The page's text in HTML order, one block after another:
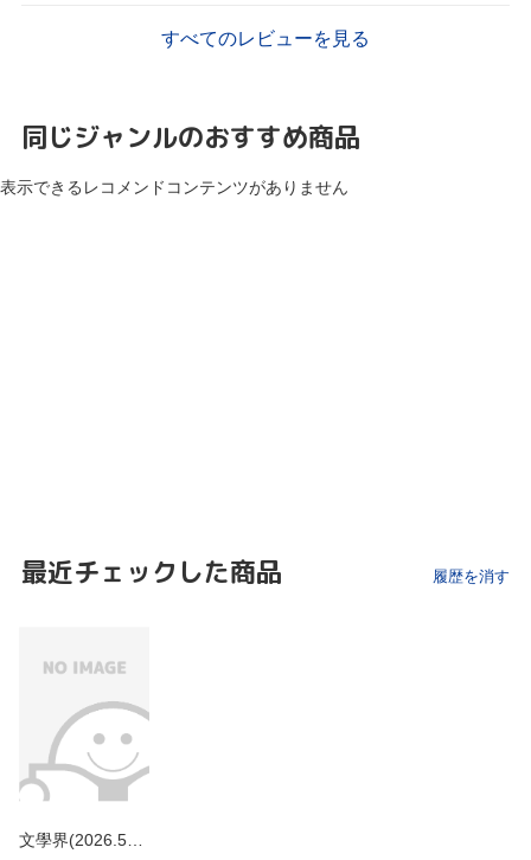
すべてのレビューを見る
同じジャンルのおすすめ商品
表示できるレコメンドコンテンツがありません
最近チェックした商品 履歴を消す
文學界(2026.5…